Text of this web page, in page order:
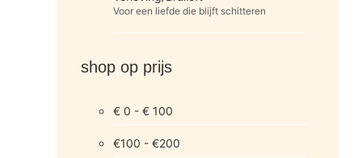
Voor een liefde die blijft schitteren
shop op prijs
€ 0 - € 100
€100 - €200